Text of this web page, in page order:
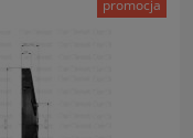
promocja